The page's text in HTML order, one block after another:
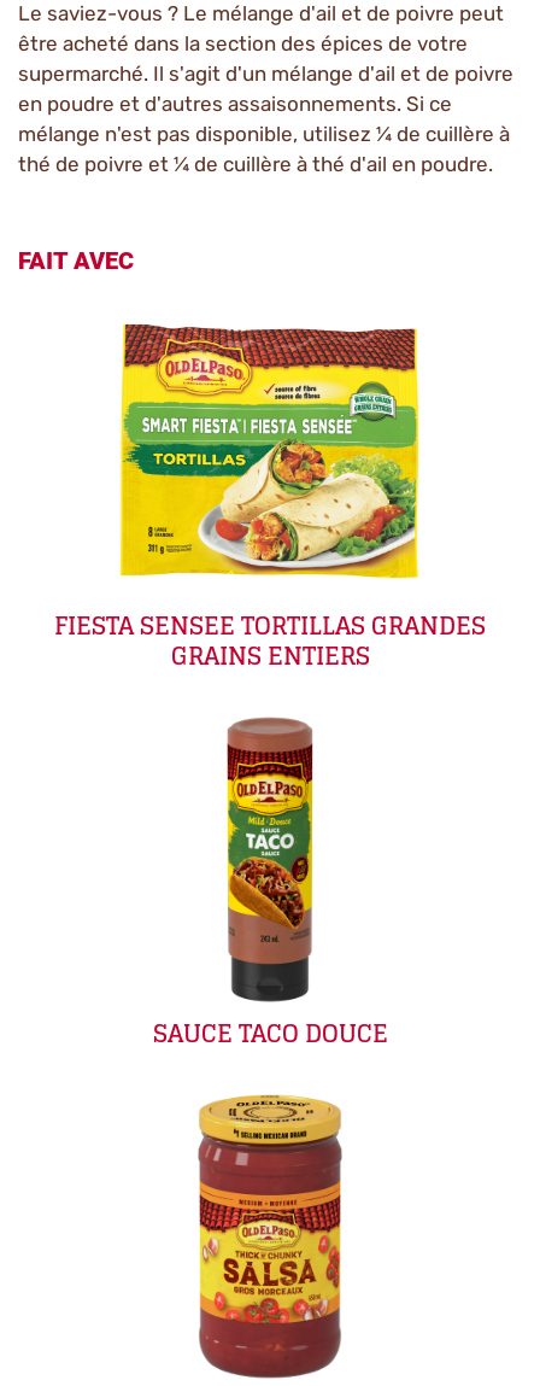
Le saviez-vous ? Le mélange d'ail et de poivre peut
être acheté dans la section des épices de votre
supermarché. Il s'agit d'un mélange d'ail et de poivre
en poudre et d'autres assaisonnements. Si ce
mélange n'est pas disponible, utilisez ¼ de cuillère à
thé de poivre et ¼ de cuillère à thé d'ail en poudre.
FAIT AVEC
FIESTA SENSEE TORTILLAS GRANDES
GRAINS ENTIERS
SAUCE TACO DOUCE